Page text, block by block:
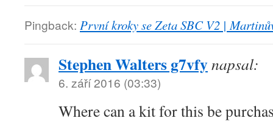
Pingback: První kroky se Zeta SBC V2 |
Stephen Walters g7vfynapsal:
6. září 2016 (03:33)
Where can a kit for this be